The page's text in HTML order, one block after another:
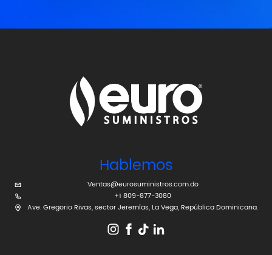
Hablemos
Ventas@eurosuministros.com.do
+1 809-877-3080
Ave. Gregorio Rivas, sector Jeremías, La Vega, República Dominicana.